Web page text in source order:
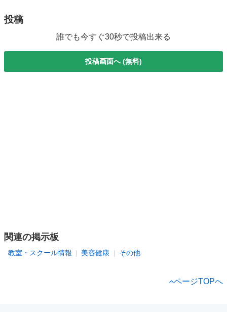
投稿
誰でも今すぐ30秒で投稿出来る
投稿画面へ (無料)
関連の掲示板
教室・スクール情報 美容健康 その他
ページTOPへ